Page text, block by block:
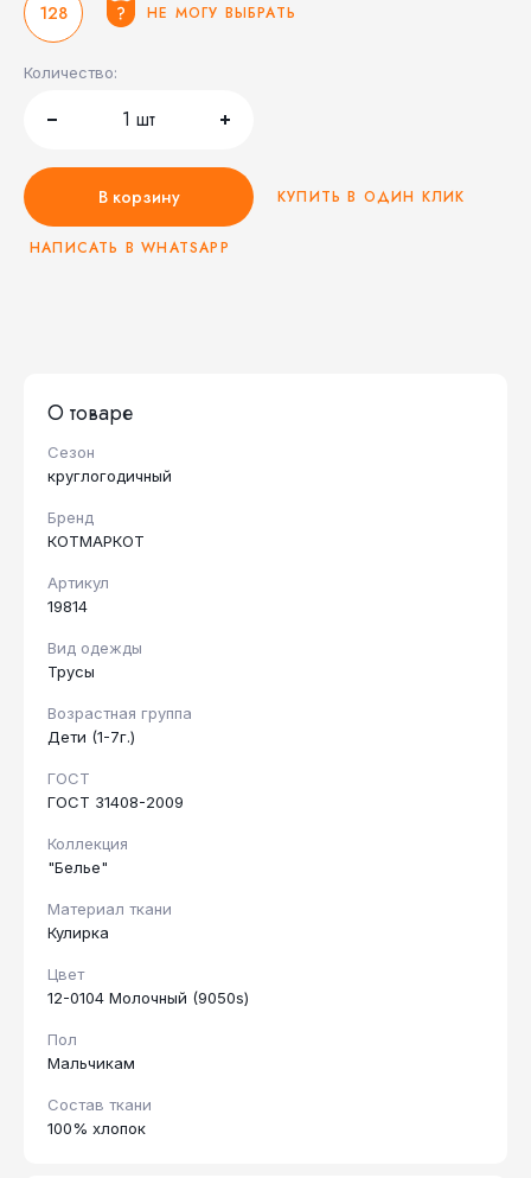
128 НЕ МОГУ ВЫБРАТЬ
Количество:
1 шт
В корзину КУПИТЬ В ОДИН КЛИК
НАПИСАТЬ В WHATSAPP
О товаре
Сезон
круглогодичный
Бренд
КОТМАРКОТ
Артикул
19814
Вид одежды
Трусы
Возрастная группа
Дети (1-7г.)
ГОСТ
ГОСТ 31408-2009
Коллекция
"Белье"
Материал ткани
Кулирка
Цвет
12-0104 Молочный (9050s)
Пол
Мальчикам
Состав ткани
100% хлопок